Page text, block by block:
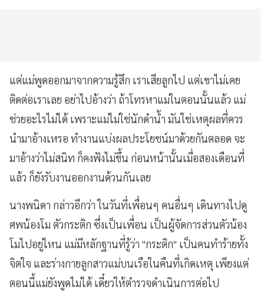
แต่แม่พูดออกมาจากความรู้สึก เราเสียลูกไป แต่เขาไม่เคย
ติดต่อเราเลย อย่าไปอ้างว่า ถ้าโทรหาแม่ในตอนนั้นแล้ว แม่
ช่วยอะไรไม่ได้ เพราะแม่ไม่ใช่นักดำน้ำ มันใช่เหตุผลที่ควร
นำมาอ้างเหรอ ทำงานแบ่งผลประโยชน์มาด้วยกันตลอด จะ
มาอ้างว่าไม่สนิท ก็คงฟังไม่ขึ้น ก่อนหน้านั้นเมื่อสองเดือนที่
แล้ว ก็ยังรับงานออกงานด้วนกันเลย
นางพนิดา กล่าวอีกว่า ในวันที่เพื่อนๆ คนอื่นๆ เดินทางไปดู
ศพน้องโม ตัวกระติก ซึ่งเป็นเพื่อน เป็นผู้จัดการส่วนตัวน้อง
โมไปอยู่ไหน แม่มีหลักฐานที่รู้ว่า "กระติก" เป็นคนทำร้ายทั้ง
จิตใจ และร่างกายลูกสาวแม่บนเรือในคืนที่เกิดเหตุ เพียงแต่
ตอนนี้แม่ยังพูดไม่ได้ เดี๋ยวให้ตำรวจดำเนินการต่อไป